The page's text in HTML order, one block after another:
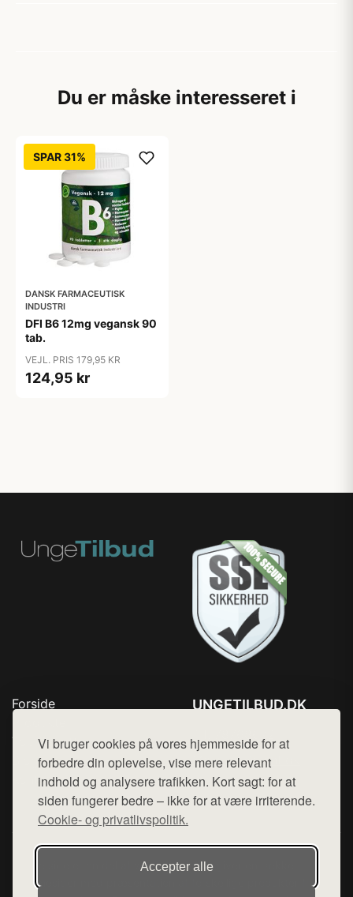
Vi bruger cookies på vores hjemmeside for at
forbedre din oplevelse, vise mere relevant
indhold og analysere trafikken. Kort sagt: for at
siden fungerer bedre – ikke for at være irriterende.
Cookie- og privatlivspolitik.
Accepter alle
Du er måske interesseret i
SPAR 31%
DANSK FARMACEUTISK
INDUSTRI
DFI B6 12mg vegansk 90
tab.
VEJL. PRIS 179,95 KR
124,95 kr
Forside
Top Rabatter
Blog
Kontakt
UNGETILBUD.DK
Mail: hej@want.dk
Cookie- og privatlivspolitik
Denne side er en del af want.dk, der udgiver en række
hjemmesider med præsentation af forskellige produkter fra